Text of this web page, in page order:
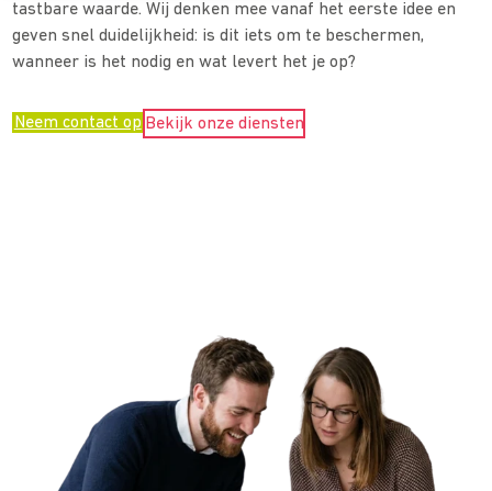
tastbare waarde. Wij denken mee vanaf het eerste idee en
geven snel duidelijkheid: is dit iets om te beschermen,
wanneer is het nodig en wat levert het je op?
Neem contact op Bekijk onze diensten